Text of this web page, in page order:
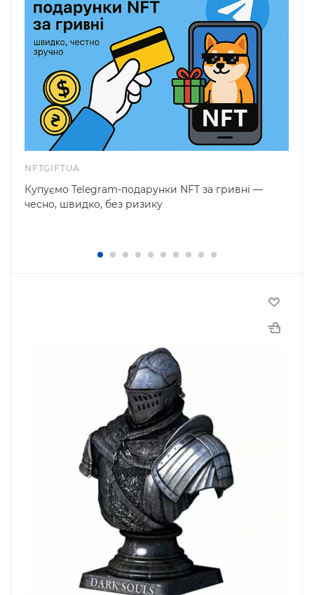
NFTGIFTUA
Купуємо Telegram-подарунки NFT за гривні —
чесно, швидко, без ризику